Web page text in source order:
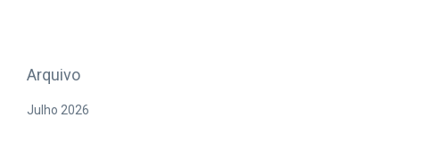
Arquivo
Julho 2026